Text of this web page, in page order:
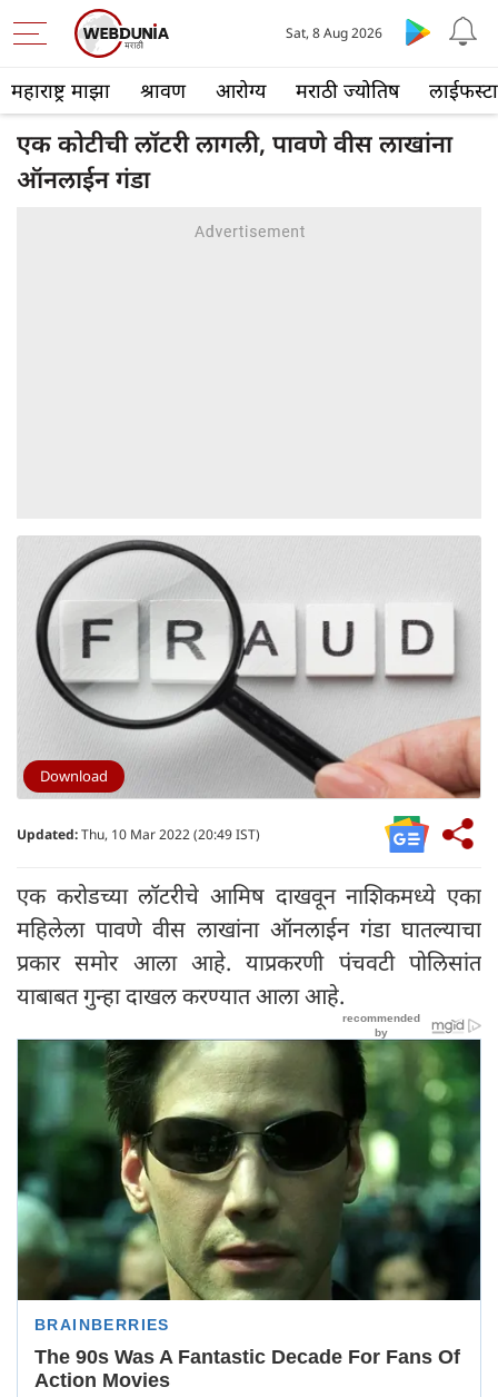
महाराष्ट्र माझा श्रावण आरोग्य मराठी ज्योतिष
Sat, 8 Aug 2026
एक कोटीची लॉटरी लागली, पावणे वीस लाखांना
ऑनलाईन गंडा
Download
Updated:Thu, 10 Mar 2022 (20:49 IST)
एक करोडच्या लॉटरीचे आमिष दाखवून नाशिकमध्ये एका
महिलेला पावणे वीस लाखांना ऑनलाईन गंडा घातल्याचा
प्रकार समोर आला आहे. याप्रकरणी पंचवटी पोलिसांत
याबाबत गुन्हा दाखल करण्यात आला आहे.